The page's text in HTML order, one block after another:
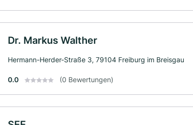
Dr. Markus Walther
Hermann-Herder-Straße 3, 79104 Freiburg im Breisgau
0.0 (0 Bewertungen)